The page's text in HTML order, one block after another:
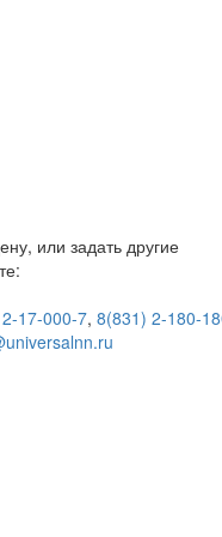
или задать другие
17-000-7, 8(831) 2-180-